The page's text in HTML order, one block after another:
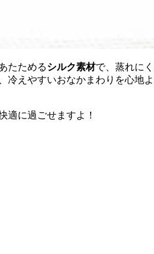
たためるシルク素材で、蒸れにく
冷えやすいおなかまわりを心地よ
適に過ごせますよ！